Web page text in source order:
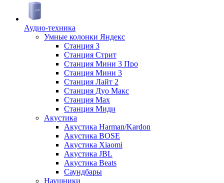
Аудио-техника
Умные колонки Яндекс
Станция 3
Станция Стрит
Станция Мини 3 Про
Станция Мини 3
Станция Лайт 2
Станция Дуо Макс
Станция Max
Станция Миди
Акустика
Акустика Harman/Kardon
Акустика BOSE
Акустика Xiaomi
Акустика JBL
Акустика Beats
Саундбары
Наушники